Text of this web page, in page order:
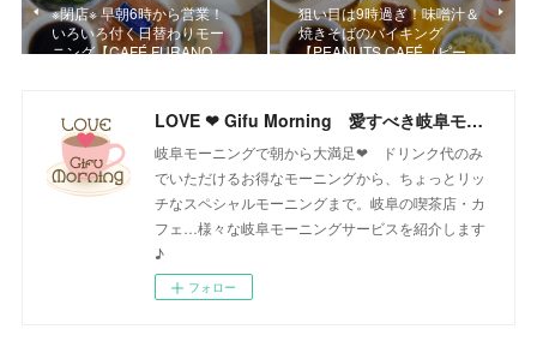
※閉店※ 早朝6時から営業！
いろいろ付く日替わりモー
ニング【CAFÉ FURANO …
狙い目は9時過ぎ！味噌汁＆
焼きそばのバイキング
【PEANUTS CAFÉ（ピー…
LOVE ❤ Gifu Morning 愛すべき岐阜モーニング♪
岐阜モーニングで朝から大満足❤ ドリンク代のみ
でいただけるお得なモーニングから、ちょっとリッ
チなスペシャルモーニングまで。岐阜の喫茶店・カ
フェ…様々な岐阜モーニングサービスを紹介します
♪
フォロー